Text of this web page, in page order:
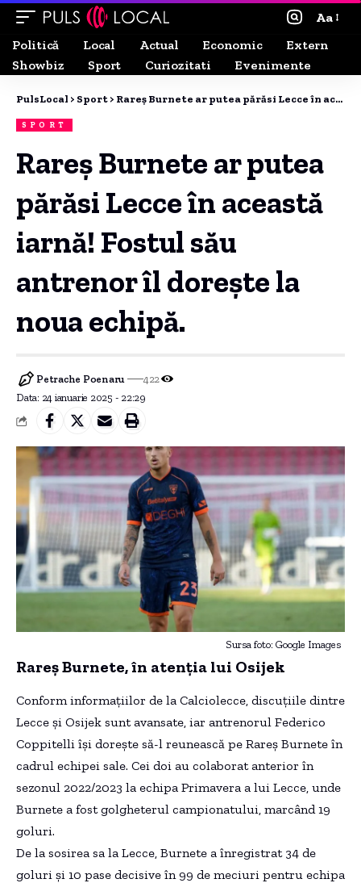
Aa
Politică
Local Actual Economic
Extern
Showbiz
Sport Curiozitati Evenimente
PulsLocal > Sport > Rareș Burnete ar putea părăsi Lecce în această iarnă! Fostul său antrenor îl dorește la noua echipă.
SPORT
Rareș Burnete ar putea
părăsi Lecce în această
iarnă! Fostul său
antrenor îl dorește la
noua echipă.
Data: 24 ianuarie 2025 - 22:29
Petrache Poenaru 422
Sursa foto: Google Images
Rareș Burnete, în atenția lui Osijek
Conform informațiilor de la Calciolecce, discuțiile dintre
Lecce și Osijek sunt avansate, iar antrenorul Federico
Coppitelli își dorește să-l reunească pe Rareș Burnete în
cadrul echipei sale. Cei doi au colaborat anterior în
sezonul 2022/2023 la echipa Primavera a lui Lecce, unde
Burnete a fost golgheterul campionatului, marcând 19
goluri.
De la sosirea sa la Lecce, Burnete a înregistrat 34 de
goluri și 10 pase decisive în 99 de meciuri pentru echipa